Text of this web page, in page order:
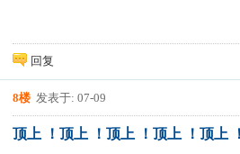
回复
8楼 发表于: 07-09
顶上 ！顶上 ！顶上 ！顶上 ！顶上